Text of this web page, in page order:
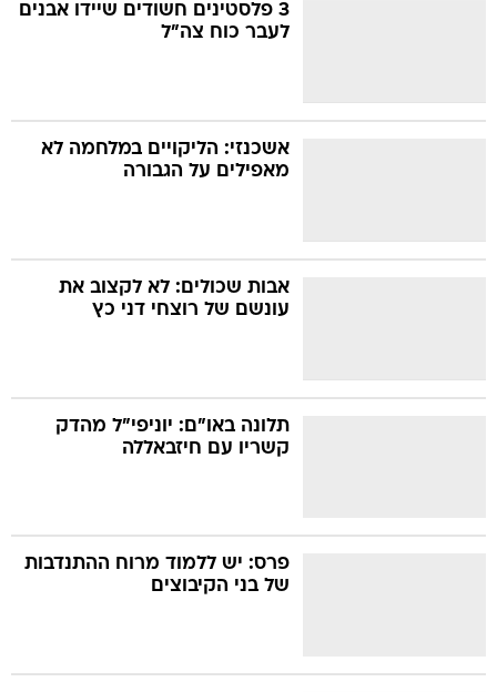
3 פלסטינים חשודים שיידו אבנים
לעבר כוח צה"ל
אשכנזי: הליקויים במלחמה לא
מאפילים על הגבורה
אבות שכולים: לא לקצוב את
עונשם של רוצחי דני כץ
תלונה באו"ם: יוניפי"ל מהדק
קשריו עם חיזבאללה
פרס: יש ללמוד מרוח ההתנדבות
של בני הקיבוצים